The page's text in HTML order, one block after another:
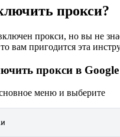
прокси?
прокси, но вы не
вам пригодится эта
прокси в
меню и выберите